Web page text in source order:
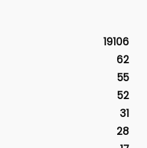
19106
62
55
52
31
28